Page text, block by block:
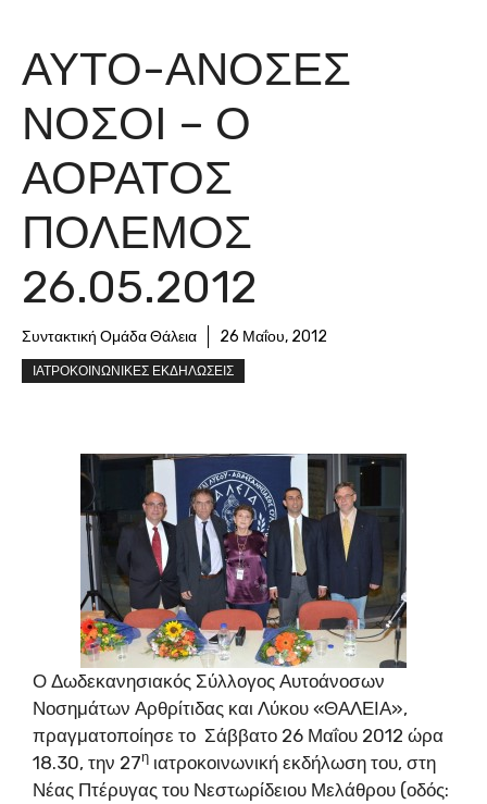
ΑΥΤΟ-ΑΝΟΣΕΣ
ΝΟΣΟΙ – Ο
ΑΟΡΑΤΟΣ
ΠΟΛΕΜΟΣ
26.05.2012
Συντακτική Ομάδα Θάλεια 26 Μαΐου, 2012
ΙΑΤΡΟΚΟΙΝΩΝΙΚΕΣ ΕΚΔΗΛΩΣΕΙΣ
Ο Δωδεκανησιακός Σύλλογος Αυτοάνοσων
Νοσημάτων Αρθρίτιδας και Λύκου «ΘΑΛΕΙΑ»,
πραγματοποίησε το Σάββατο 26 Μαΐου 2012 ώρα
18.30, την 27η ιατροκοινωνική εκδήλωση του, στη
Νέας Πτέρυγας του Νεστωρίδειου Μελάθρου (οδός: